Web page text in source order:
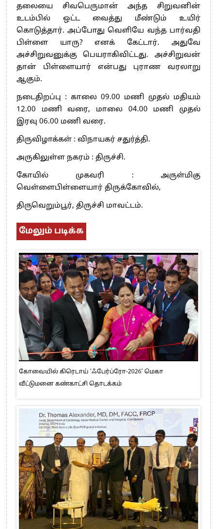
தலையை சிவபெருமான் அந்த சிறுவனின்
உடம்பில் ஒட்ட வைத்து மீண்டும் உயிர்
கொடுத்தார். அப்போது வெளியே வந்த பார்வதி
பிள்ளை யாரு? எனக் கேட்டார். அதுவே
அச்சிறுவனுக்கு பெயராகிவிட்டது. அச்சிறுவன்
தான் பிள்ளையார் என்பது புராண வரலாறு
ஆகும்.
நடைதிறப்பு : காலை 09.00 மணி முதல் மதியம்
12.00 மணி வரை, மாலை 04.00 மணி முதல்
இரவு 06.00 மணி வரை.
திருவிழாக்கள் : விநாயகர் சதுர்த்தி.
அருகிலுள்ள நகரம் : திருச்சி.
கோயில் முகவரி : அருள்மிகு
வெள்ளைபிள்ளையார் திருக்கோவில்,
திருவெறும்பூர், திருச்சி மாவட்டம்.
மேலும் படிக்க
கோவையில் கிரெடாய் ‘ஃபேர்ப்ரோ-2026’ மெகா
வீட்டுமனை கண்காட்சி தொடக்கம்